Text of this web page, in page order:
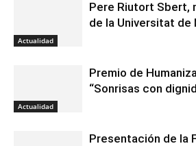
Actualidad
Pere Riutort Sbert,
de la Universitat de
Actualidad
Premio de
“Sonrisas con
Presentación de la